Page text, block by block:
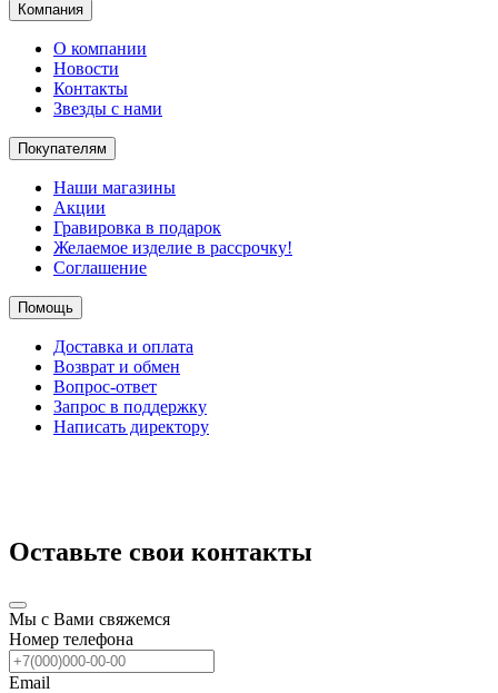
Компания
О компании
Новости
Контакты
Звезды с нами
Покупателям
Наши магазины
Акции
Гравировка в подарок
Желаемое изделие в рассрочку!
Соглашение
Помощь
Доставка и оплата
Возврат и обмен
Вопрос-ответ
Запрос в поддержку
Написать директору
Оставьте свои контакты
Мы с Вами свяжемся
Номер телефона
Email